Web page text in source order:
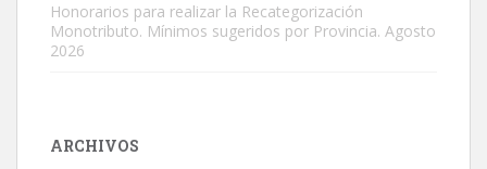
Honorarios para realizar la Recategorización
Monotributo. Mínimos sugeridos por Provincia. Agosto
2026
ARCHIVOS